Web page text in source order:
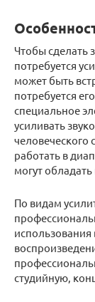
Чтобы сделать
потребуется
может быть
потребуется
специальное
усиливать
человеческого
работать в
могут
По видам
использования
студийную,